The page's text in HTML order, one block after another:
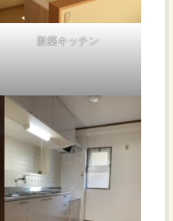
新築キッチン